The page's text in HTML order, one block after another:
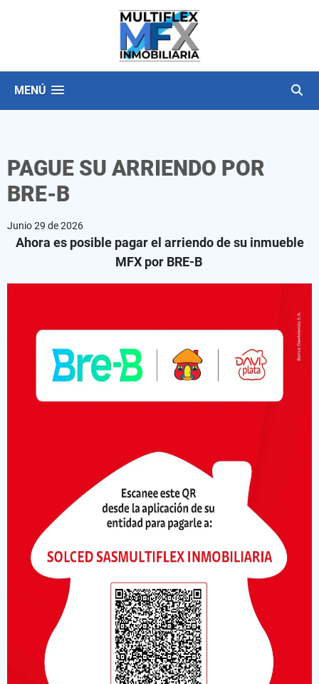
MENÚ
PAGUE SU ARRIENDO POR
BRE-B
Junio 29 de 2026
Ahora es posible pagar el arriendo de su inmueble
MFX por BRE-B